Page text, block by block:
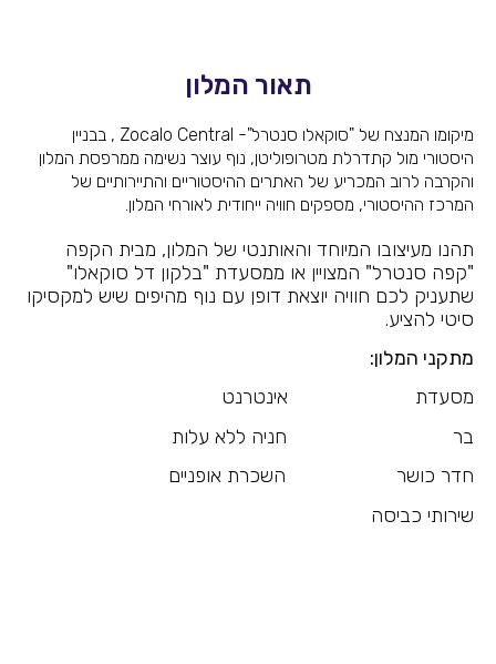
תאור המלון
מיקומו המנצח של "סוקאלו סנטרל"- Zocalo Central , בבניין
היסטורי מול קתדרלת מטרופוליטן, נוף עוצר נשימה ממרפסת המלון
והקרבה לרוב המכריע של האתרים ההיסטוריים והתיירותיים של
המרכז ההיסטורי, מספקים חוויה ייחודית לאורחי המלון.
תהנו מעיצובו המיוחד והאותנטי של המלון, מבית הקפה
"קפה סנטרל" המצויין או ממסעדת "בלקון דל סוקאלו"
שתעניק לכם חוויה יוצאת דופן עם נוף מהיפים שיש למקסיקו
סיטי להציע.
מתקני המלון:
מסעדת אינטרנט
בר חניה ללא עלות
חדר כושר השכרת אופניים
שירותי כביסה